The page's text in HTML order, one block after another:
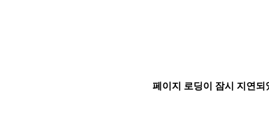
페이지 로딩이 잠시 지연